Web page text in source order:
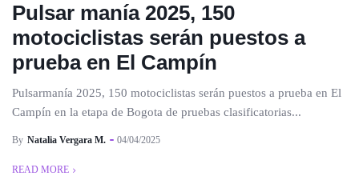
Pulsar manía 2025, 150
motociclistas serán puestos a
prueba en El Campín
Pulsarmanía 2025, 150 motociclistas serán puestos a prueba en El
Campín en la etapa de Bogota de pruebas clasificatorias...
By Natalia Vergara M. 04/04/2025
READ MORE